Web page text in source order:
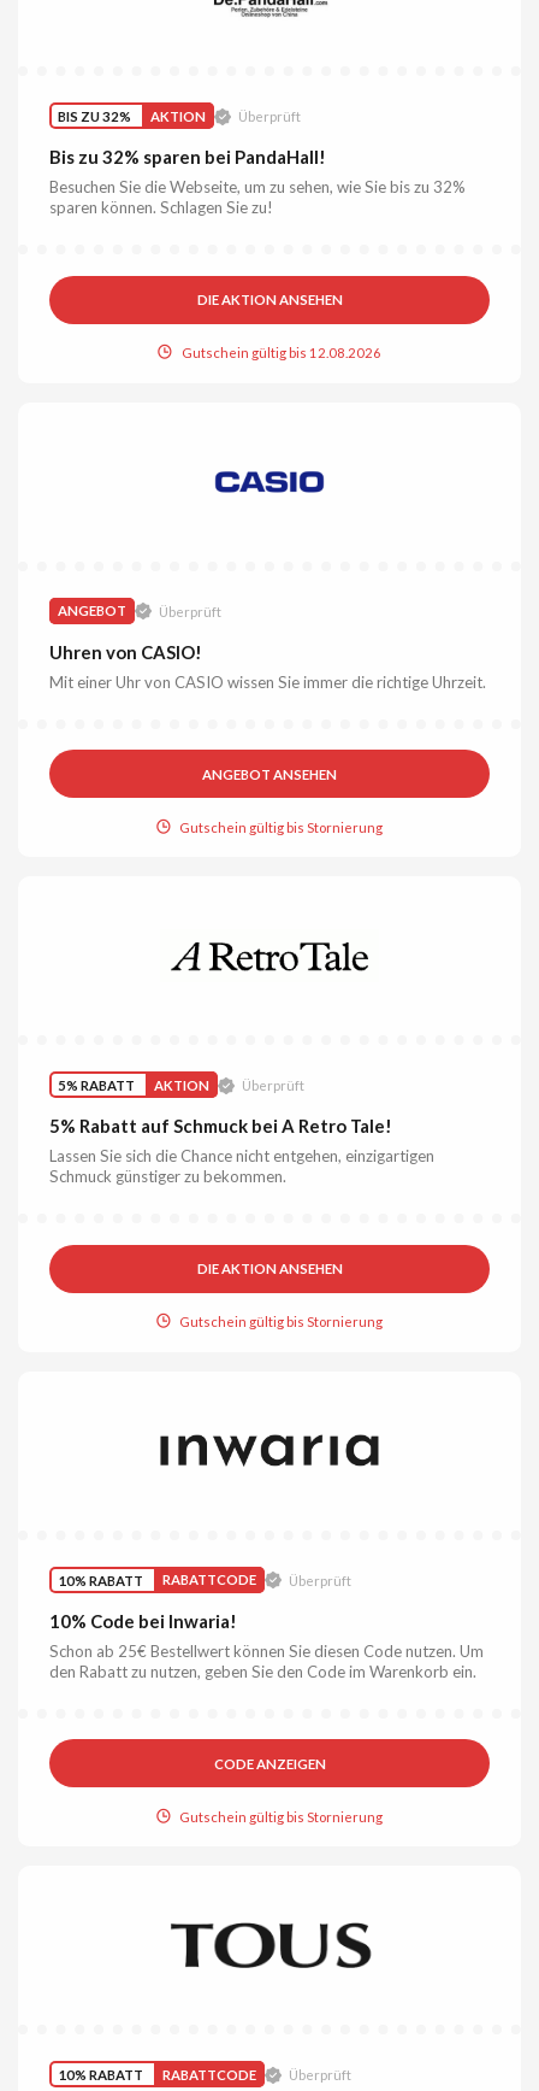
BIS ZU 32% AKTION Überprüft
Bis zu 32% sparen bei PandaHall!
Besuchen Sie die Webseite, um zu sehen, wie Sie bis zu 32%
sparen können. Schlagen Sie zu!
DIE AKTION ANSEHEN
Gutschein gültig bis 12.08.2026
ANGEBOT Überprüft
Uhren von CASIO!
Mit einer Uhr von CASIO wissen Sie immer die richtige Uhrzeit.
ANGEBOT ANSEHEN
Gutschein gültig bis Stornierung
5% RABATT AKTION Überprüft
5% Rabatt auf Schmuck bei A Retro Tale!
Lassen Sie sich die Chance nicht entgehen, einzigartigen
Schmuck günstiger zu bekommen.
DIE AKTION ANSEHEN
Gutschein gültig bis Stornierung
10% RABATT RABATTCODE Überprüft
10% Code bei Inwaria!
Schon ab 25€ Bestellwert können Sie diesen Code nutzen. Um
den Rabatt zu nutzen, geben Sie den Code im Warenkorb ein.
CODE ANZEIGEN
Gutschein gültig bis Stornierung
10% RABATT RABATTCODE Überprüft